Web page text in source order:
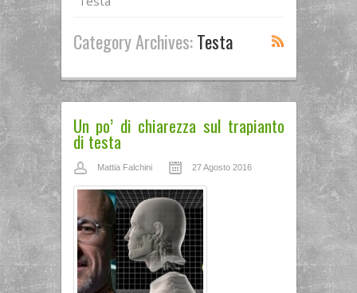
Category Archives:Testa
Un po’ di chiarezza sul trapianto
di testa
Mattia Falchini 27 Agosto 2016